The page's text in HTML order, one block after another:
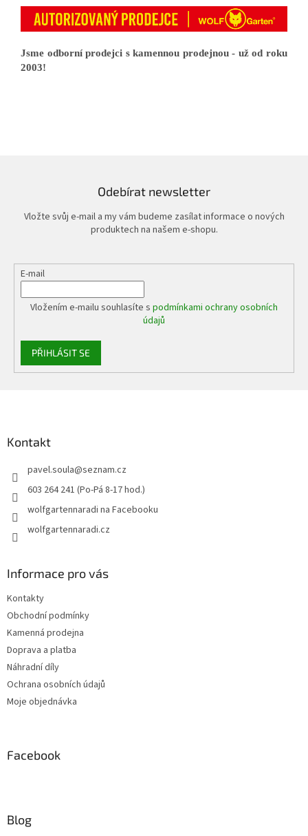
Jsme odborní prodejci s kamennou prodejnou - už od roku
2003!
Odebírat newsletter
Vložte svůj e-mail a my vám budeme zasílat informace o nových
produktech na našem e-shopu.
E-mail
Vložením e-mailu souhlasíte s podmínkami ochrany osobních
údajů
PŘIHLÁSIT SE
Kontakt
pavel.soula@seznam.cz
603 264 241 (Po-Pá 8-17 hod.)
wolfgartennaradi na Facebooku
wolfgartennaradi.cz
Informace pro vás
Kontakty
Obchodní podmínky
Kamenná prodejna
Doprava a platba
Náhradní díly
Ochrana osobních údajů
Moje objednávka
Facebook
Blog